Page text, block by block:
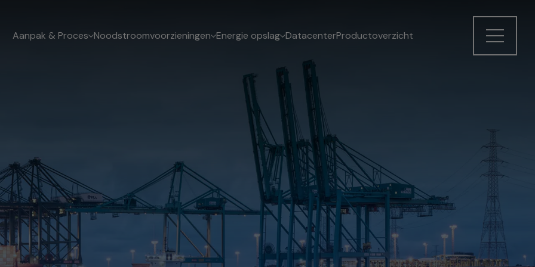
Aanpak & Proces Noodstroomvoorzieningen Energie opslag DatacenterProductoverzicht